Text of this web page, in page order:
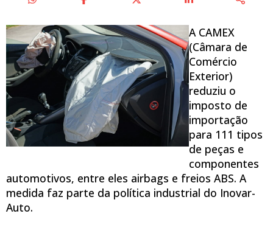
A CAMEX
(Câmara de
Comércio
Exterior)
reduziu o
imposto de
importação
para 111 tipos
de peças e
componentes
automotivos, entre eles airbags e freios ABS. A
medida faz parte da política industrial do Inovar-
Auto.